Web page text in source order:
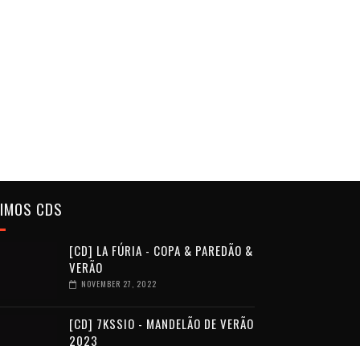
CDS
[CD] LA FÚRIA - COPA & PAREDÃO &
VERÃO
NOVEMBER 27, 2022
[CD] 7KSSIO - MANDELÃO DE VERÃO
2023